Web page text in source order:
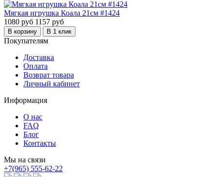
Мягкая игрушка Коала 21см #1424
1080 руб 1157 руб
В корзину В 1 клик
Покупателям
Доставка
Оплата
Возврат товара
Личный кабинет
Информация
О нас
FAQ
Блог
Контакты
Мы на связи
+7(965) 555-62-22